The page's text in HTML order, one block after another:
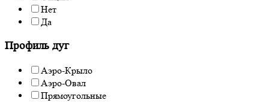
Нет
Да
Профиль дуг
Аэро-Крыло
Аэро-Овал
Прямоугольные